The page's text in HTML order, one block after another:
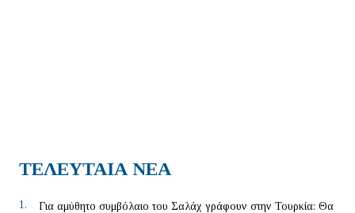
ΤΕΛΕΥΤΑΙΑ ΝΕΑ
1.
Για αμύθητο συμβόλαιο του Σαλάχ γράφουν στην Τουρκία: Θα